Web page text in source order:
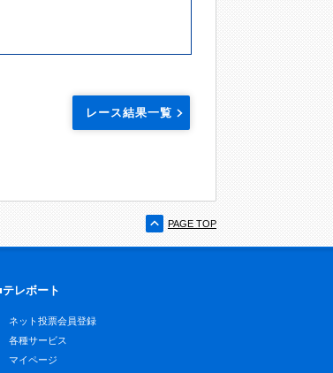
レース結果一覧
PAGE TOP
レボート
ネット投票会員登録
各種サービス
マイページ